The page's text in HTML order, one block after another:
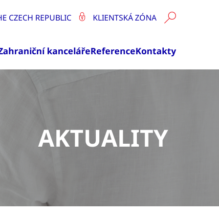
CZECH REPUBLIC KLIENTSKÁ ZÓNA
kancelářeReferenceKontakty
AKTUALITY